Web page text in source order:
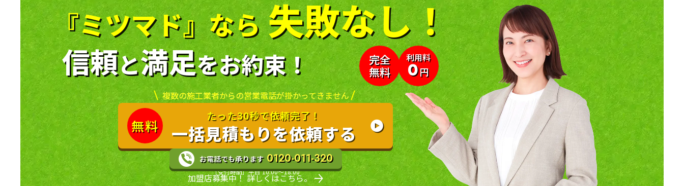
完全
無料
利用料
0円
『ミツマド』なら失敗なし！
信頼と満足をお約束！
無料
複数の施工業者からの営業電話が掛かってきません
たった30秒で依頼完了！
一括見積もりを依頼する
お電話でも承ります 0120-011-320
［受付時間］平日 10:00〜18:00
加盟店募集中！ 詳しくはこちら。